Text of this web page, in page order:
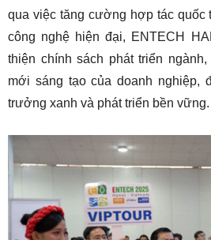
qua việc tăng cường hợp tác quốc
công nghệ hiện đại, ENTECH
thiện chính sách phát triển
mới sáng tạo của doanh nghiệp,
trưởng xanh và phát triển bền vững.